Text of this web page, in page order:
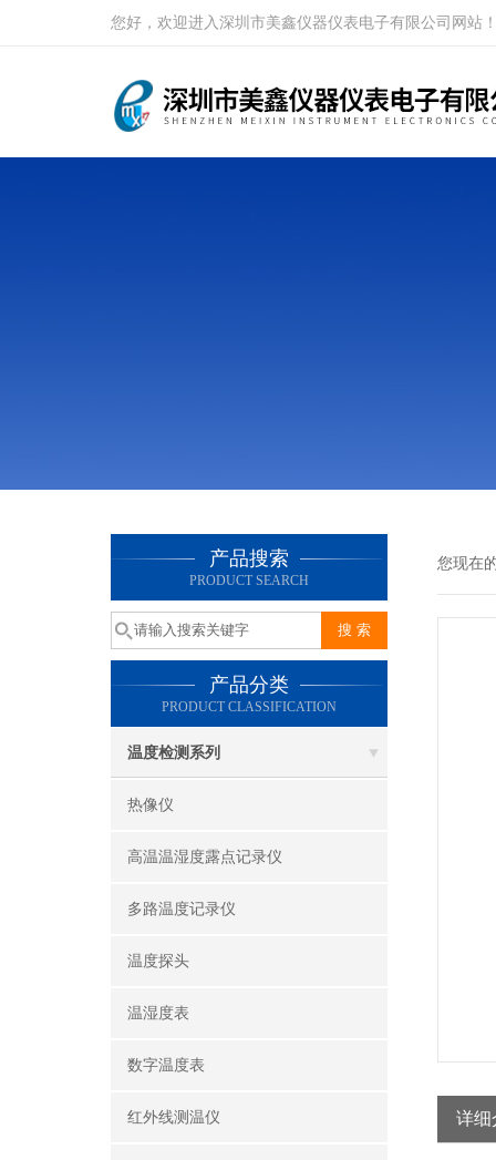
您好，欢迎进入深圳市美鑫仪器仪表电子有限公司网站
产品搜索
PRODUCT SEARCH
产品分类
PRODUCT CLASSIFICATION
温度检测系列
热像仪
高温温湿度露点记录仪
多路温度记录仪
温度探头
温湿度表
数字温度表
红外线测温仪
您现在
详细